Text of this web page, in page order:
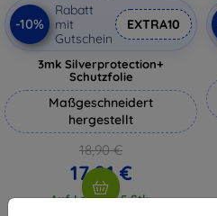
-10%
Rabatt
mit
Gutschein
EXTRA10
3mk Silverprotection+
Schutzfolie
Maßgeschneidert
hergestellt
18,90 €
17,01 €
Auf Lager > 5 Stk.